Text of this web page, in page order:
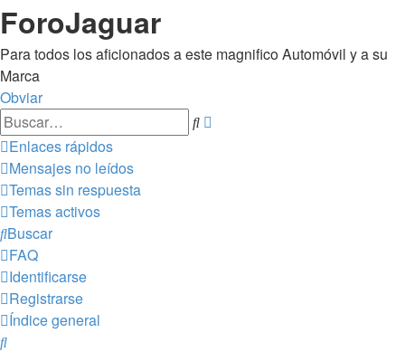
ForoJaguar
Para todos los aficionados a este magnifico Automóvil y a su
Marca
Obviar
Buscar
Enlaces rápidos
Mensajes no leídos
Temas sin respuesta
Temas activos
Buscar
FAQ
Identificarse
Registrarse
Índice general
Buscar